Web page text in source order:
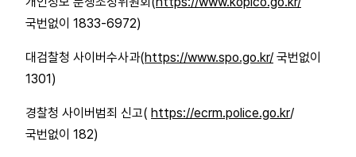
국번없이 1833-6972)
대검찰청 사이버수사과(https://www.spo.go.kr/ 국번없이
1301)
경찰청 사이버범죄 신고( https://ecrm.police.go.kr/
국번없이 182)